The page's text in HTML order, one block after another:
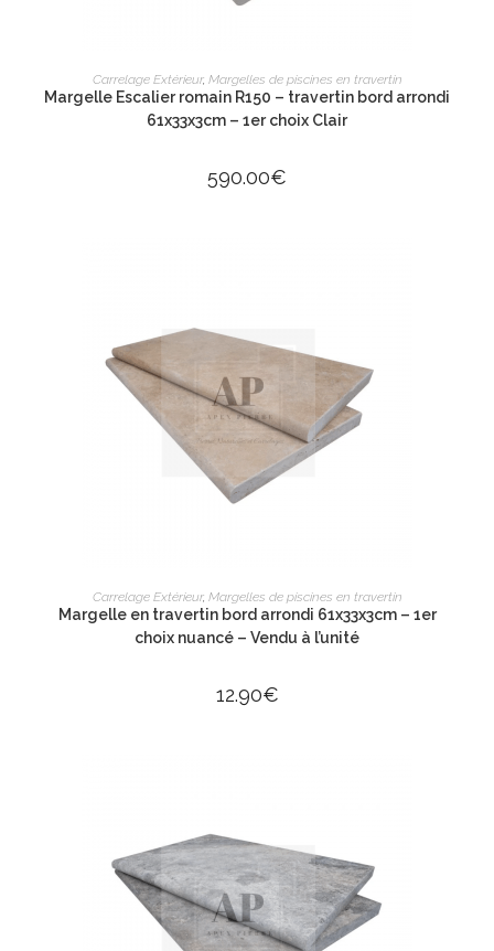
AJOUTER AU PANIER
Carrelage Extérieur, Margelles de piscines en travertin
Margelle Escalier romain R150 – travertin bord arrondi
61x33x3cm – 1er choix Clair
590.00€
AJOUTER AU PANIER
Carrelage Extérieur, Margelles de piscines en travertin
Margelle en travertin bord arrondi 61x33x3cm – 1er
choix nuancé – Vendu à l’unité
12.90€